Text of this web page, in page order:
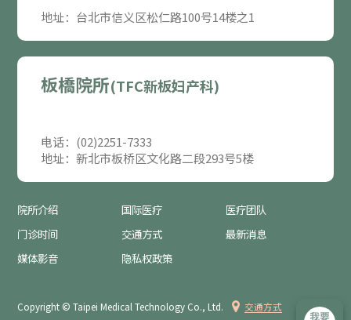
地址：台北市信义区松仁路100号14楼之1
板橋院所(TFC新板妇产科)
电话：(02)2251-7333
地址：新北市板桥区文化路二段293号5楼
院所介绍 国际医疗
医疗团队
门诊时间
交通方式
最新消息
媒体影音
隐私权政策
Copyright © Taipei Medical Technology Co., Ltd. 交通方式